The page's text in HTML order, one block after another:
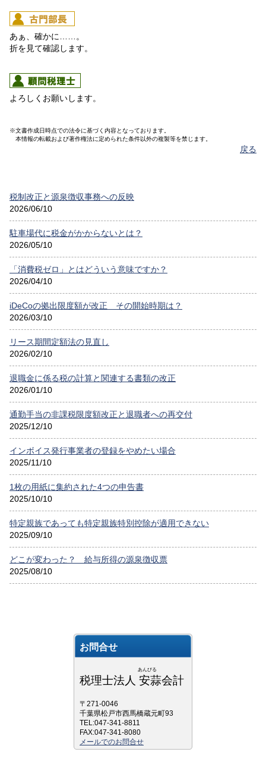
あぁ、確かに……。
折を見て確認します。
よろしくお願いします。
※文書作成日時点での法令に基づく内容となっております。
本情報の転載および著作権法に定められた条件以外の複製等を禁じます。
戻る
税制改正と源泉徴収事務への反映
2026/06/10
駐車場代に税金がかからないとは？
2026/05/10
「消費税ゼロ」とはどういう意味ですか？
2026/04/10
iDeCoの拠出限度額が改正 その開始時期は？
2026/03/10
リース期間定額法の見直し
2026/02/10
退職金に係る税の計算と関連する書類の改正
2026/01/10
通勤手当の非課税限度額改正と退職者への再交付
2025/12/10
インボイス発行事業者の登録をやめたい場合
2025/11/10
1枚の用紙に集約された4つの申告書
2025/10/10
特定親族であっても特定親族特別控除が適用できない
2025/09/10
どこが変わった？ 給与所得の源泉徴収票
2025/08/10
お問合せ
あんびる
税理士法人 安蒜会計
〒271-0046
千葉県松戸市西馬橋蔵元町93
TEL:047-341-8811
FAX:047-341-8080
メールでのお問合せ